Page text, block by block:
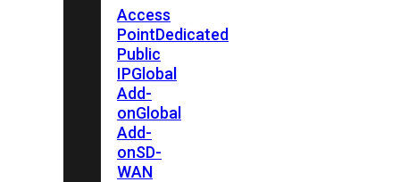
Access
PointDedicated
Public
IPGlobal
Add-
onGlobal
Add-
onSD-
WAN